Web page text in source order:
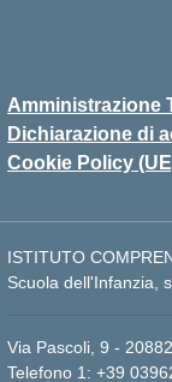
Amministrazione
Dichiarazione di
Cookie Policy
ISTITUTO
Scuola dell'Infanzia,
Via Pascoli, 9 -
Telefono 1: +39